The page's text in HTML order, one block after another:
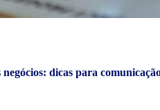
negócios: dicas para